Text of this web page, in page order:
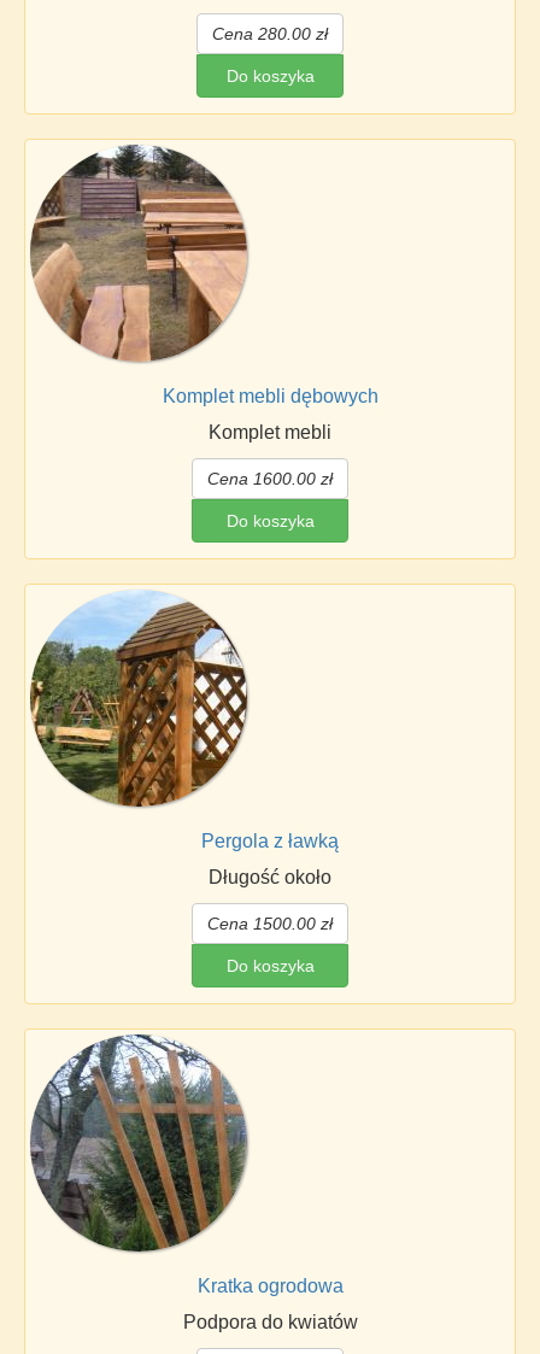
Cena 280.00 zł
Do koszyka
Komplet mebli dębowych
Komplet mebli
Cena 1600.00 zł
Do koszyka
Pergola z ławką
Długość około
Cena 1500.00 zł
Do koszyka
Kratka ogrodowa
Podpora do kwiatów